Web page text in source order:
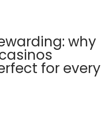
why
for every